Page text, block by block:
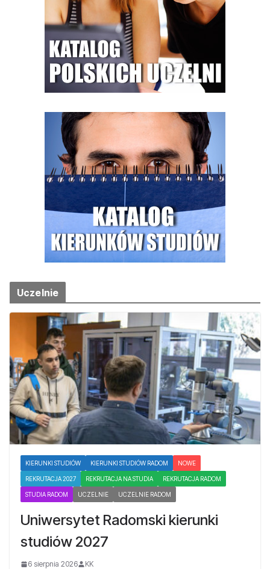
Uczelnie
KIERUNKI STUDIÓW KIERUNKI STUDIÓW RADOM NOWE
REKRUTACJA 2027 REKRUTACJA NA STUDIA REKRUTACJA RADOM
STUDIA RADOM UCZELNIE UCZELNIE RADOM
Uniwersytet Radomski kierunki
studiów 2027
6 sierpnia 2026 KK